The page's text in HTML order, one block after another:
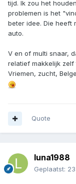
tijd. Ik zou het
problemen is het
beter idee. Die heeft
auto.
V en of multi snaar,
relatief makkelijk
Vriemen, zucht,
Quote
luna1988
Geplaatst: